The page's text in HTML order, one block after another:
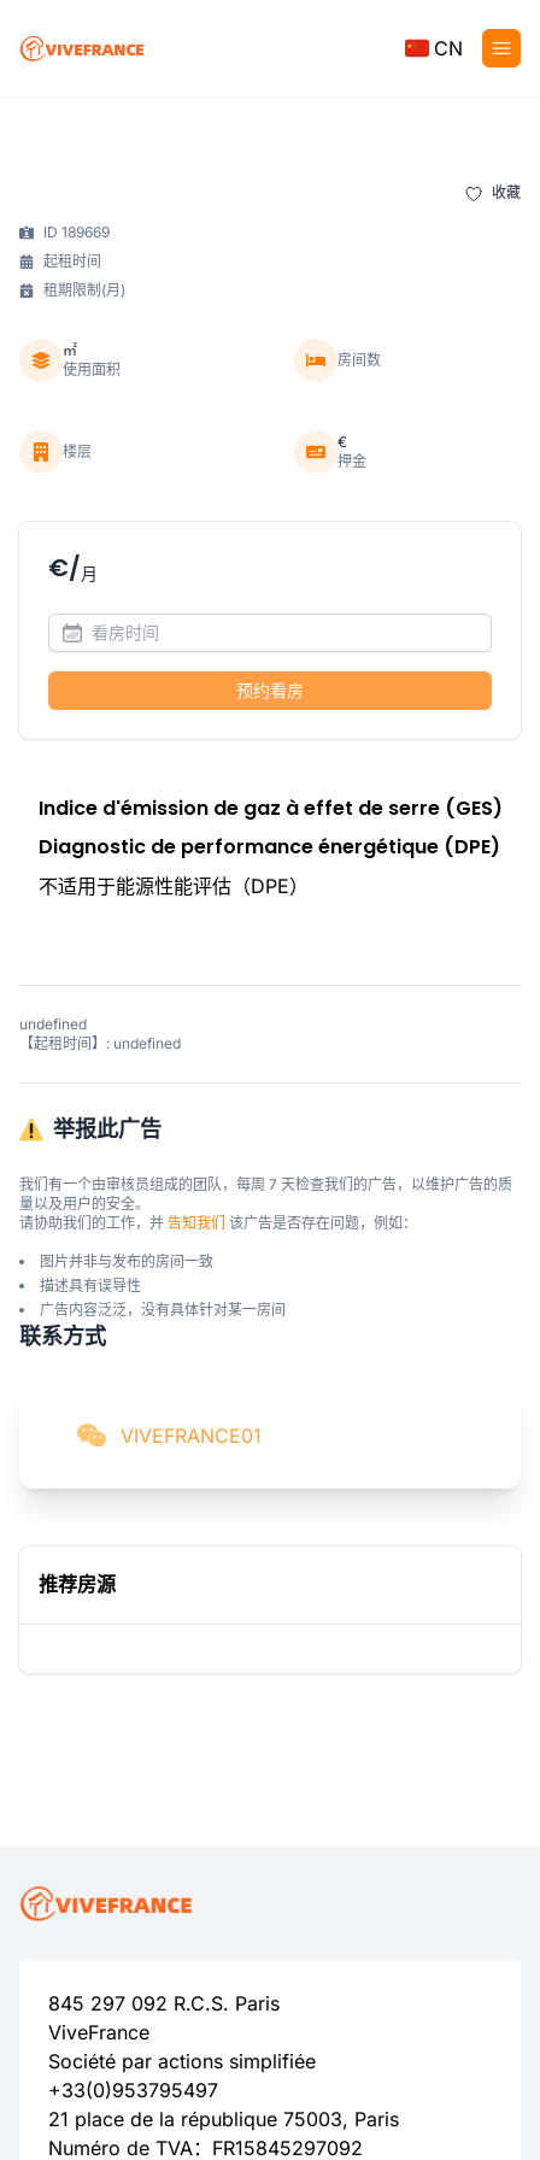
CN
收藏
ID 189669
起租时间
租期限制(月)
㎡
使用面积
房间数
楼层
€
押金
€/月
预约看房
Indice d'émission de gaz à effet de serre (GES)
Diagnostic de performance énergétique (DPE)
不适用于能源性能评估（DPE）
undefined
【起租时间】: undefined
举报此广告
我们有一个由审核员组成的团队，每周 7 天检查我们的广告，以维护广告的质
量以及用户的安全。
请协助我们的工作，并 告知我们 该广告是否存在问题，例如：
图片并非与发布的房间一致
描述具有误导性
广告内容泛泛，没有具体针对某一房间
联系方式
VIVEFRANCE01
推荐房源
845 297 092 R.C.S. Paris
ViveFrance
Société par actions simplifiée
+33(0)953795497
21 place de la république 75003, Paris
Numéro de TVA：FR15845297092